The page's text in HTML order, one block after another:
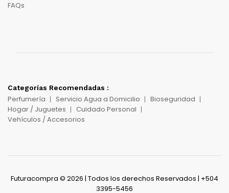
FAQs
Categorías Recomendadas :
Perfumería Servicio Agua a Domicilio
Bioseguridad
Hogar / Juguetes
Cuidado Personal
Vehículos / Accesorios
Futuracompra © 2026 | Todos los derechos Reservados | +504
3395-5456